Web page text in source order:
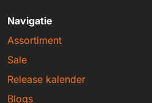
Navigatie
Assortiment
Sale
Release kalender
Blogs